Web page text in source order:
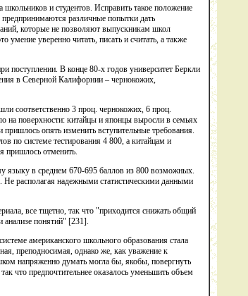
и студентов. Исправить такое положение
различные попытки дать
которые не позволяют выпускникам школ
уверенно читать, писать и считать, а также
поступлении. В конце 80-х годов университет Беркли
в Северной Калифорнии – чернокожих,
соответственно 3 проц. чернокожих, 6 проц.
на поверхности: китайцы и японцы выросли в семьях
опять изменить вступительные требования.
по системе тестирования 4 800, а китайцам и
пришлось отменить.
языку в среднем 670-695 баллов из 800 возможных.
располагая надежными статистическими данными
все тщетно, так что "приходится снижать общий
анализе понятий" [231].
американского школьного образования стала
преподносимая, однако же, как уважение к
напряженно думать могла бы, якобы, повергнуть
что предпочтительнее оказалось уменьшить объем